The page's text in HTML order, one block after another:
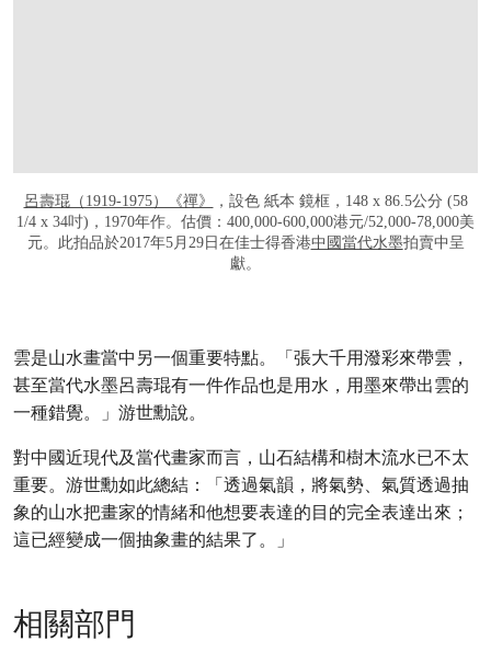
呂壽琨（1919-1975）《禪》
，設色 紙本 鏡框，148 x 86.5公分 (58
1/4 x 34吋)，1970年作。估價：400,000-600,000港元/52,000-78,000美
元。此拍品於2017年5月29日在佳士得香港中國當代水墨拍賣中呈
獻。
雲是山水畫當中另一個重要特點。「張大千用潑彩來帶雲，
甚至當代水墨呂壽琨有一件作品也是用水，用墨來帶出雲的
一種錯覺。」游世勳說。
對中國近現代及當代畫家而言，山石結構和樹木流水已不太
重要。游世勳如此總結：「透過氣韻，將氣勢、氣質透過抽
象的山水把畫家的情緒和他想要表達的目的完全表達出來；
這已經變成一個抽象畫的結果了。」
相關部門